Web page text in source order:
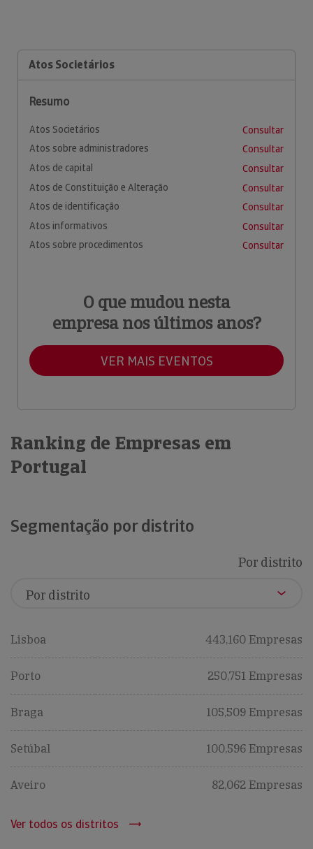
Atos Societários
Resumo
Atos Societários
Consultar
Atos sobre administradores
Consultar
Atos de capital
Consultar
Atos de Constituição e Alteração
Consultar
Atos de identificação
Consultar
Atos informativos
Consultar
Atos sobre procedimentos
Consultar
O que mudou nesta
empresa nos últimos anos?
VER MAIS EVENTOS
Ranking de Empresas em
Portugal
Segmentação por distrito
Por distrito
Lisboa 443,160 Empresas
Porto 250,751 Empresas
Braga 105,509 Empresas
Setúbal 100,596 Empresas
Aveiro 82,062 Empresas
Ver todos os distritos